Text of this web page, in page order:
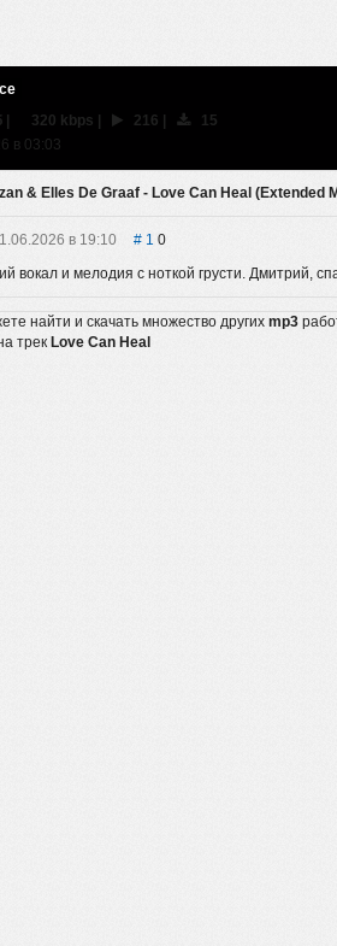
| 320 kbps | 216 |
15
в 03:03
& Elles De Graaf - Love Can Heal (Extended
в 19:10 1 0
вокал и мелодия с ноткой грусти. Дмитрий,
найти и скачать множество других mp3
трек Love Can Heal